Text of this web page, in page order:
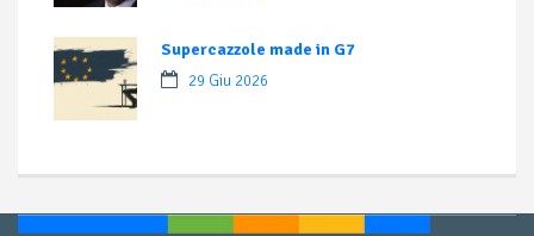
Supercazzole made in G7
29 Giu 2026